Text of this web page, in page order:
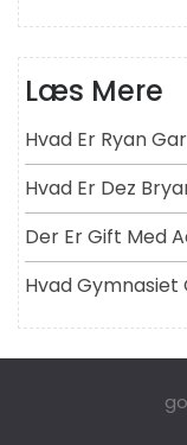
Læs Mere
Hvad Er Ryan
Hvad Er Dez
Der Er Gift Med
Hvad Gymnasiet